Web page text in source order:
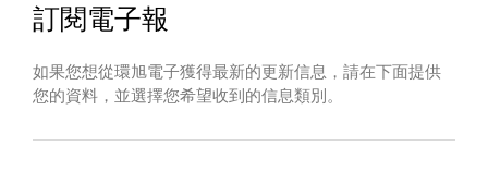
訂閱電子報
如果您想從環旭電子獲得最新的更新信息，請在下面提供
您的資料，並選擇您希望收到的信息類別。